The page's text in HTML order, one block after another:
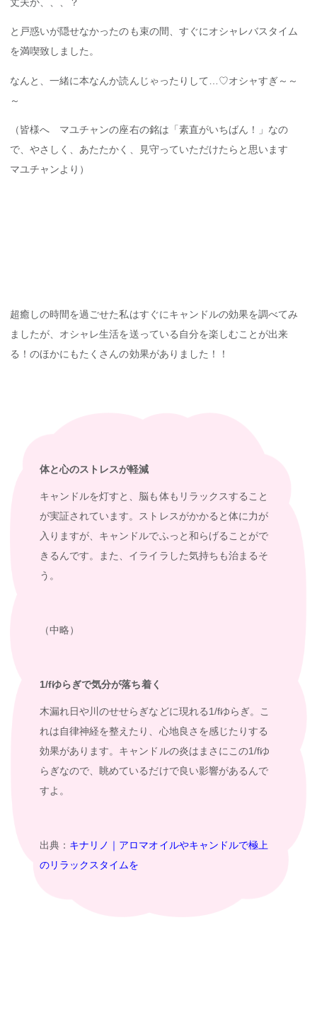
丈夫か、、、？
と戸惑いが隠せなかったのも束の間、すぐにオシャレバスタイム
を満喫致しました。
なんと、一緒に本なんか読んじゃったりして…♡オシャすぎ～～
～
（皆様へ マユチャンの座右の銘は「素直がいちばん！」なの
で、やさしく、あたたかく、見守っていただけたらと思います
マユチャンより）
超癒しの時間を過ごせた私はすぐにキャンドルの効果を調べてみ
ましたが、オシャレ生活を送っている自分を楽しむことが出来
る！のほかにもたくさんの効果がありました！！
体と心のストレスが軽減
キャンドルを灯すと、脳も体もリラックスすること
が実証されています。ストレスがかかると体に力が
入りますが、キャンドルでふっと和らげることがで
きるんです。また、イライラした気持ちも治まるそ
う。
（中略）
1/fゆらぎで気分が落ち着く
木漏れ日や川のせせらぎなどに現れる1/fゆらぎ。こ
れは自律神経を整えたり、心地良さを感じたりする
効果があります。キャンドルの炎はまさにこの1/fゆ
らぎなので、眺めているだけで良い影響があるんで
すよ。
出典： キナリノ｜アロマオイルやキャンドルで極上
のリラックスタイムを